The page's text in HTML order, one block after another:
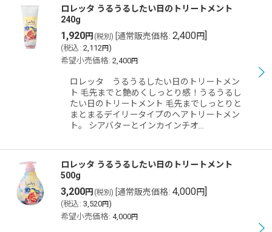
ロレッタ うるうるしたい日のトリートメント
240g
1,920円 (税別) 通常販売価格: 2,400円]
(税込 : 2,112円)
希望小売価格: 2,400円
ロレッタ うるうるしたい日のトリートメン
ト 毛先までと艶めくしっとり感！うるうるし
たい日のトリートメント 毛先までしっとりと
まとまるデイリータイプのヘアトリートメン
ト。 シアバターとインカインチオ…
ロレッタ うるうるしたい日のトリートメント
500g
3,200円 (税別) 通常販売価格: 4,000円]
(税込 : 3,520円)
希望小売価格: 4,000円